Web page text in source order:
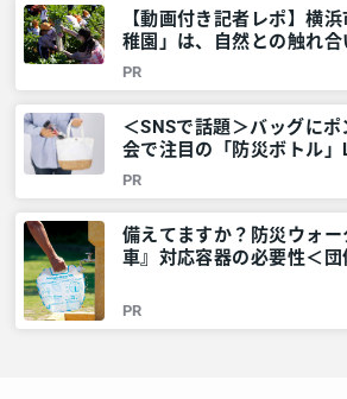
【動画付き記者レポ】横
稚園」は、自然との触れ合
びとした教育を提供！＜
奈川・東京多摩のご近所
PR
＜SNSで話題＞バッグに
会で注目の「防災ボトル」
シートなど6点が1本に –
ご近所情報 – レアリア
PR
備えてますか？防災ウォ
車』対応容器の必要性＜団
多摩のご近所情報 – レアリ
PR